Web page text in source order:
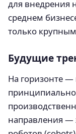
для внедрения
среднем
только
Будущие
На горизонте
направления —